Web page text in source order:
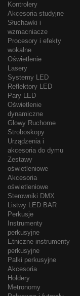
Kontrolery
Akcesoria studyjne
Słuchawki i
wzmacniacze
Procesory i efekty
wokalne
Oświetlenie
Lasery
Systemy LED
Reflektory LED
Pary LED
Oświetlenie
dynamiczne
Głowy Ruchome
Stroboskopy
Urządzenia i
akcesoria do dymu
Zestawy
oświetleniowe
Akcesoria
oświetleniowe
Sterowniki DMX
Listwy LED BAR
Perkusje
Instrumenty
perkusyjne
Etniczne instrumenty
perkusyjne
Pałki perkusyjne
Akcesoria
Holdery
Metronomy